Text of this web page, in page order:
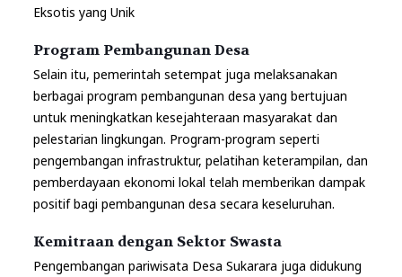
Eksotis yang Unik
Program Pembangunan Desa
Selain itu, pemerintah setempat juga melaksanakan
berbagai program pembangunan desa yang bertujuan
untuk meningkatkan kesejahteraan masyarakat dan
pelestarian lingkungan. Program-program seperti
pengembangan infrastruktur, pelatihan keterampilan, dan
pemberdayaan ekonomi lokal telah memberikan dampak
positif bagi pembangunan desa secara keseluruhan.
Kemitraan dengan Sektor Swasta
Pengembangan pariwisata Desa Sukarara juga didukung